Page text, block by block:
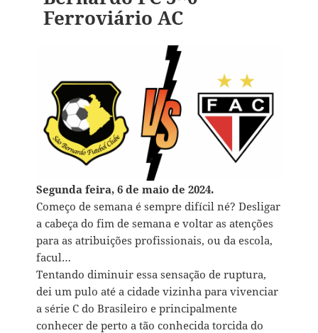
Ferroviário AC
Segunda feira, 6 de maio de 2024.
Começo de semana é sempre difícil né? Desligar
a cabeça do fim de semana e voltar as atenções
para as atribuições profissionais, ou da escola,
facul…
Tentando diminuir essa sensação de ruptura,
dei um pulo até a cidade vizinha para vivenciar
a série C do Brasileiro e principalmente
conhecer de perto a tão conhecida torcida do